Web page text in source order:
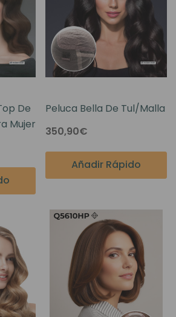
De
Mujer
Peluca Bella De Tul/malla
350,90€
Añadir Rápido